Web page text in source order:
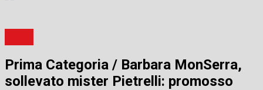
Prima Categoria / Barbara MonSerra,
sollevato mister Pietrelli: promosso